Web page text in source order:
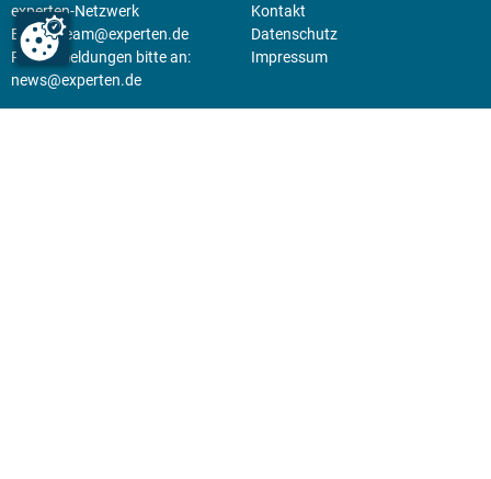
experten-Netzwerk
E-Mail:team@experten.de
Pressemeldungen bitte an:
news@experten.de
Kontakt
Datenschutz
Impressum